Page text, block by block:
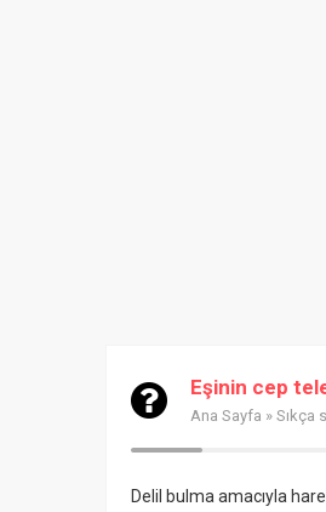
Eşinin cep
Ana Sayfa » Sıkça
Delil bulma amacıyla